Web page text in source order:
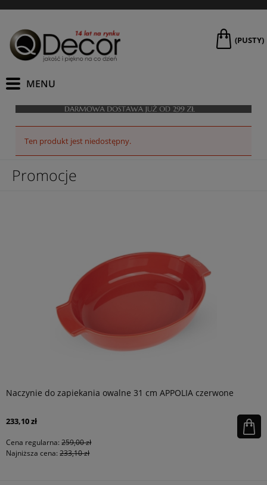
(PUSTY)
Ten produkt jest niedostępny.
Promocje
Naczynie do zapiekania owalne 31 cm APPOLIA czerwone
233,10 zł
Cena regularna: 259,00 zł
Najniższa cena: 233,10 zł